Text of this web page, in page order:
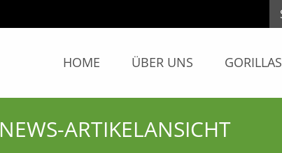
HOME ÜBER UNS GORILLAS
NEWS-ARTIKELANSICHT